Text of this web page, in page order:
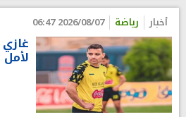
أخبار رياضة 2026/08/07 06:47